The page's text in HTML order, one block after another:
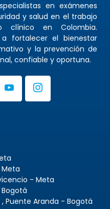
en exámenes
y salud en el trabajo
clínico en Colombia.
fortalecer el bienestar
y la prevención de
confiable y oportuna.
- Meta
Puente Aranda - Bogotá